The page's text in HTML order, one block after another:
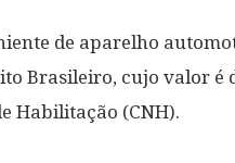
de aparelho
Brasileiro, cujo valor é
Habilitação (CNH).